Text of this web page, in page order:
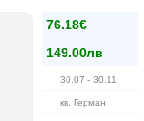
76.18€
149.00лв
30.07 - 30.11
кв. Герман